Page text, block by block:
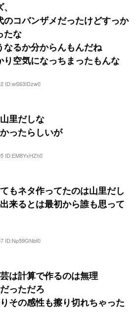
コバンザメだったけどすっか
たな
なるか分からんもんだね
空気になっちまったもんな
ID:wS63IDzw0
里だしな
ったらしいが
ID:EM8YxHZh0
もネタ作ってたのは山里だし
来るとは最初から誰も思って
ID:Np59GNbf0
は計算で作るのは無理
っただろ
その感性も擦り切れちゃった